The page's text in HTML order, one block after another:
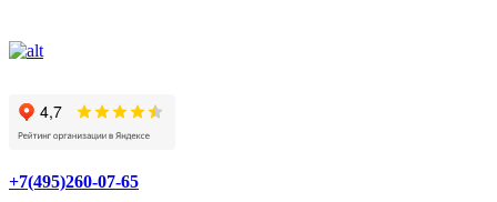
+7(495)260-07-65